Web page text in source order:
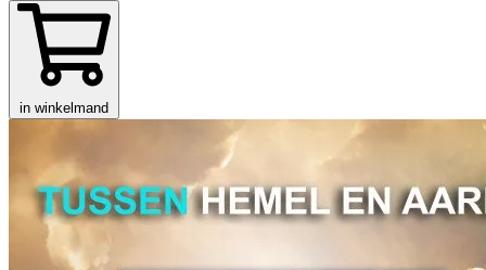
in winkelmand